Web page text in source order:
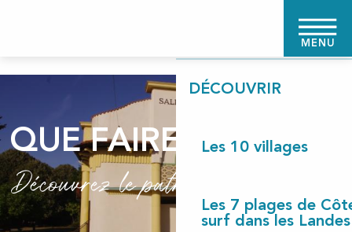
MENU
PAGE D'ACCUEIL
DÉCOUVRIR
Les 10 villages
Les 7 plages de
surf dans les Landes
QUE FAIRE À LINXE ?
Découvrez le patrimoine de Linxe